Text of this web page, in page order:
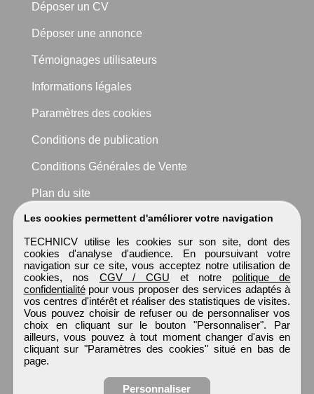
Les cookies permettent d'améliorer votre navigation
TECHNICV utilise les cookies sur son site, dont des
cookies d'analyse d'audience. En poursuivant votre
navigation sur ce site, vous acceptez notre utilisation de
cookies, nos CGV / CGU et notre politique de
confidentialitépour vous proposer des services adaptés à
vos centres d'intérêt et réaliser des statistiques de visites.
Vous pouvez choisir de refuser ou de personnaliser vos
choix en cliquant sur le bouton "Personnaliser". Par
ailleurs, vous pouvez à tout moment changer d'avis en
cliquant sur "Paramètres des cookies" situé en bas de
page.
Personnaliser
Déposer un CV
Déposer une annonce
Témoignages utilisateurs
Informations légales
Paramètres des cookies
Conditions de publication
Conditions Générales de Vente
Plan du site